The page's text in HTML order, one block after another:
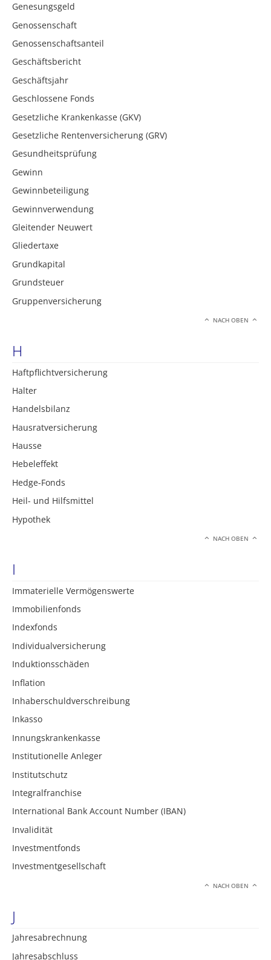
Genesungsgeld
Genossenschaft
Genossenschaftsanteil
Geschäftsbericht
Geschäftsjahr
Geschlossene Fonds
Gesetzliche Krankenkasse (GKV)
Gesetzliche Rentenversicherung (GRV)
Gesundheitsprüfung
Gewinn
Gewinnbeteiligung
Gewinnverwendung
Gleitender Neuwert
Gliedertaxe
Grundkapital
Grundsteuer
Gruppenversicherung
NACH OBEN
H
Haftpflichtversicherung
Halter
Handelsbilanz
Hausratversicherung
Hausse
Hebeleffekt
Hedge-Fonds
Heil- und Hilfsmittel
Hypothek
NACH OBEN
I
Immaterielle Vermögenswerte
Immobilienfonds
Indexfonds
Individualversicherung
Induktionsschäden
Inflation
Inhaberschuldverschreibung
Inkasso
Innungskrankenkasse
Institutionelle Anleger
Institutschutz
Integralfranchise
International Bank Account Number (IBAN)
Invalidität
Investmentfonds
Investmentgesellschaft
NACH OBEN
J
Jahresabrechnung
Jahresabschluss